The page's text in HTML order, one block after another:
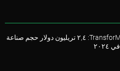
ملتقى TransforME 2023: ٢,٤ تريليون دولار حجم صناعة